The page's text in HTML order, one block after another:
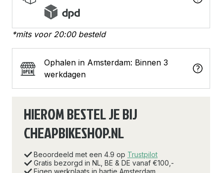
*mits voor 20:00 besteld
Ophalen in Amsterdam: Binnen 3
werkdagen
HIEROM BESTEL JE BIJ
CHEAPBIKESHOP.NL
Beoordeeld met een 4.9 op Trustpilot
Gratis bezorgd in NL, BE & DE vanaf €100,-
Eigen werkplaats in hartje Amsterdam